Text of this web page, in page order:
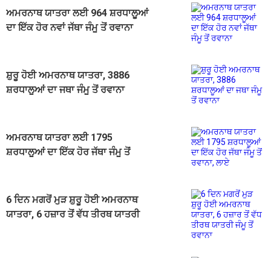
ਅਮਰਨਾਥ ਯਾਤਰਾ ਲਈ 964 ਸ਼ਰਧਾਲੂਆਂ
ਦਾ ਇੱਕ ਹੋਰ ਨਵਾਂ ਜੱਥਾ ਜੰਮੂ ਤੋਂ ਰਵਾਨਾ
ਸ਼ੁਰੂ ਹੋਈ ਅਮਰਨਾਥ ਯਾਤਰਾ, 3886
ਸ਼ਰਧਾਲੂਆਂ ਦਾ ਜਥਾ ਜੰਮੂ ਤੋਂ ਰਵਾਨਾ
ਅਮਰਨਾਥ ਯਾਤਰਾ ਲਈ 1795
ਸ਼ਰਧਾਲੂਆਂ ਦਾ ਇੱਕ ਹੋਰ ਜੱਥਾ ਜੰਮੂ ਤੋਂ
6 ਦਿਨ ਮਗਰੋਂ ਮੁੜ ਸ਼ੁਰੂ ਹੋਈ ਅਮਰਨਾਥ
ਯਾਤਰਾ, 6 ਹਜ਼ਾਰ ਤੋਂ ਵੱਧ ਤੀਰਥ ਯਾਤਰੀ